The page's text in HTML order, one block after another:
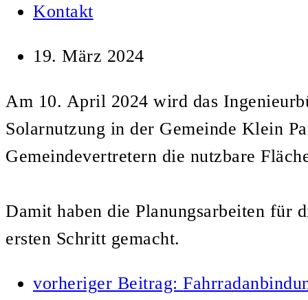
Kontakt
19. März 2024
Am 10. April 2024 wird das
Solarnutzung in der Gemeinde Klein
Gemeindevertretern die nutzbare
Damit haben die Planungsarbeiten für
ersten Schritt gemacht.
vorheriger Beitrag: